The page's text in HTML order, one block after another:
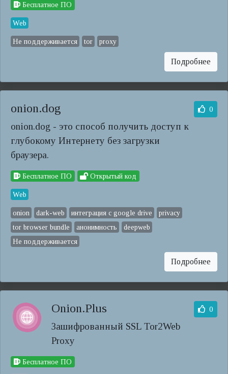
Бесплатное ПО
Web
Не поддерживается tor proxy
Подробнее
onion.dog
onion.dog - это способ получить доступ к
глубокому Интернету без загрузки
браузера.
0
Бесплатное ПО Открытый код
Web
onion dark-web интеграция с google drive
privacy
tor browser bundle
анонимность
deepweb
Не поддерживается
Подробнее
Onion.Plus
Зашифрованный SSL Tor2Web
Proxy
0
Бесплатное ПО